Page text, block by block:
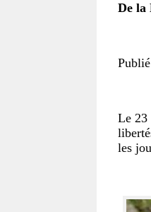
De la
Le 23
les